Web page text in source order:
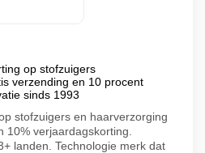
op stofzuigers
verzending en 10 procent
sinds 1993
stofzuigers en haarverzorging
10% verjaardagskorting.
landen. Technologie merk dat